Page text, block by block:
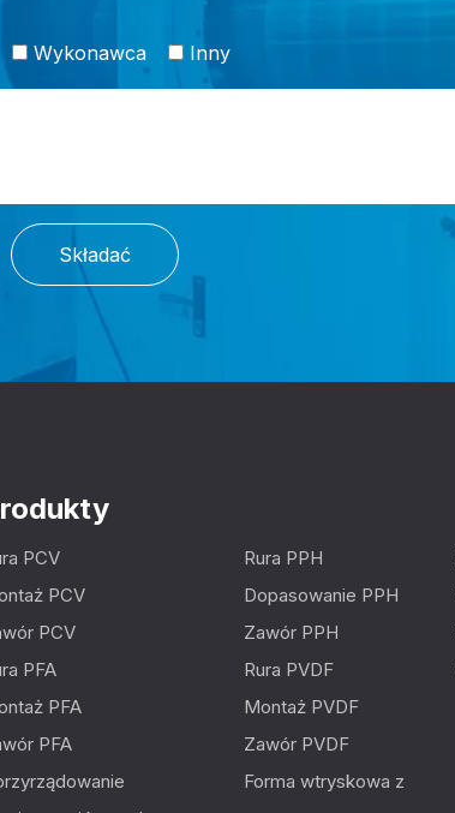
Wykonawca Inny
Składać
PCV
PCV
PCV
PFA
PFA
PFA
Rura PPH
Dopasowanie PPH
Zawór PPH
Rura PVDF
Montaż PVDF
Zawór PVDF
Forma wtryskowa z